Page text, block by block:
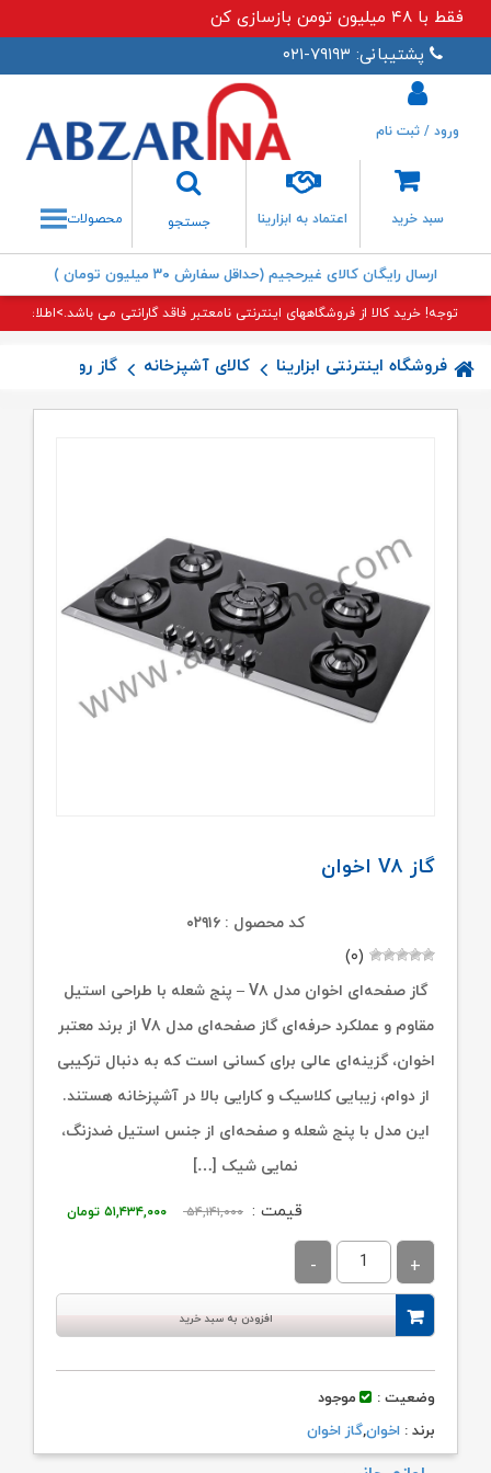
فقط با ۴۸ میلیون تومن بازسازی کن
پشتیبانی: ۷۹۱۹۳-۰۲۱
سبد خرید اعتماد به ابزارینا
جستجو
جستجو
ورود / ثبت نام
محصولات
ارسال رایگان کالای غیرحجیم (حداقل سفارش ۳۰ میلیون تومان )
توجه! خرید کالا از فروشگاههای اینترنتی نامعتبر فاقد گارانتی می باشد.>اطلاعات
فروشگاه اینترنتی ابزارینا کالای آشپزخانه گاز رومیزی
گاز V۸ اخوان
کد محصول : ۰۲۹۱۶
(۰)
گاز صفحه‌ای اخوان مدل V۸ – پنج شعله با طراحی استیل
مقاوم و عملکرد حرفه‌ای گاز صفحه‌ای مدل V۸ از برند معتبر
اخوان، گزینه‌ای عالی برای کسانی است که به دنبال ترکیبی
از دوام، زیبایی کلاسیک و کارایی بالا در آشپزخانه هستند.
این مدل با پنج شعله و صفحه‌ای از جنس استیل ضدزنگ،
نمایی شیک […]
قیمت : ۵۴,۱۴۱,۰۰۰
قیمت
۵۱,۴۳۴,۰۰۰ تومان
افزودن به سبد خرید
وضعیت :
موجود
برند : اخوان,گاز اخوان